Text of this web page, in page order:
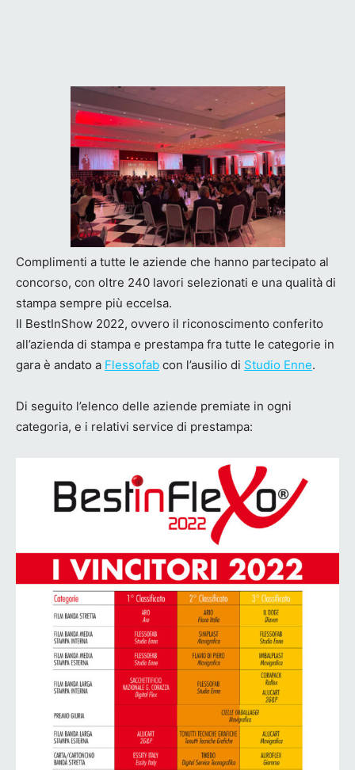
Complimenti a tutte le aziende che hanno partecipato al
concorso, con oltre 240 lavori selezionati e una qualità di
stampa sempre più eccelsa.
Il BestInShow 2022, ovvero il riconoscimento conferito
all’azienda di stampa e prestampa fra tutte le categorie in
gara è andato a Flessofab con l’ausilio di Studio Enne.
Di seguito l’elenco delle aziende premiate in ogni
categoria, e i relativi service di prestampa: